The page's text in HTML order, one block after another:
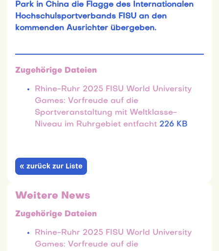
Park in China die Flagge des Internationalen
Hochschulsportverbands FISU an den
kommenden Ausrichter übergeben.
Zugehörige Dateien
Rhine-Ruhr 2025 FISU World University
Games: Vorfreude auf die
Sportveranstaltung mit Weltklasse-
Niveau im Ruhrgebiet entfacht 226 KB
« zurück zur Liste
Weitere News
Zugehörige Dateien
Rhine-Ruhr 2025 FISU World University
Games: Vorfreude auf die